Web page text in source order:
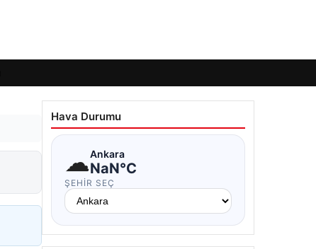
Hava Durumu
☁Ankara
NaN°C
ŞEHIR SEÇ